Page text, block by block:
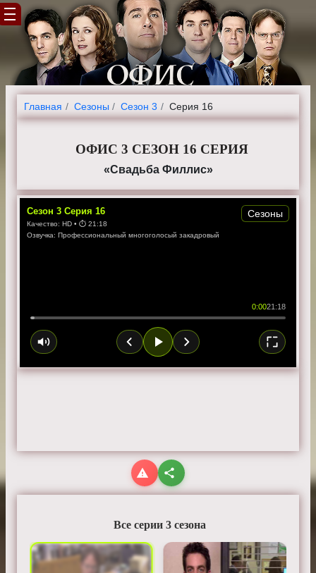
Главная Cезоны Сезон 3 Серия 16
ОФИС 3 СЕЗОН 16 СЕРИЯ
«Свадьба Филлис»
Сезон 3 Серия 16
Качество: HD • ⏱ 21:18
Озвучка: Профессиональный многоголосый закадровый
0:0021:18
Сезоны
Все серии 3 сезона